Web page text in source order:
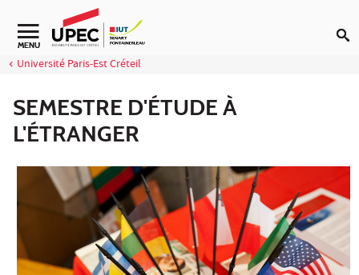
Aller au contenu
Navigation secondaire
MENU
Université Paris-Est Créteil
SEMESTRE D'ÉTUDE À
L'ÉTRANGER